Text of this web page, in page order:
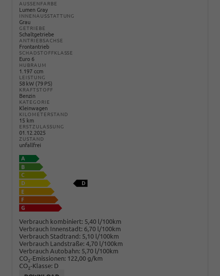
AUSSENFARBE
Lumen Gray
INNENAUSSTATTUNG
Grau
GETRIEBE
Schaltgetriebe
ANTRIEBSACHSE
Frontantrieb
SCHADSTOFFKLASSE
Euro 6
HUBRAUM
1.197 ccm
LEISTUNG
58 kW (79 PS)
KRAFTSTOFF
Benzin
KATEGORIE
Kleinwagen
KILOMETERSTAND
15 km
ERSTZULASSUNG
01.12.2025
ZUSTAND
unfallfrei
Verbrauch kombiniert: 5,40 l/100km
Verbrauch Innenstadt: 6,70 l/100km
Verbrauch Stadtrand: 5,10 l/100km
Verbrauch Landstraße: 4,70 l/100km
Verbrauch Autobahn: 5,70 l/100km
CO2-Emissionen: 122,00 g/km
CO2-Klasse: D